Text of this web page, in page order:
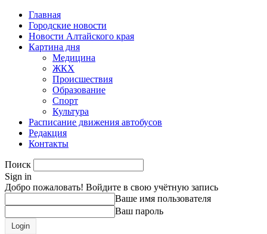
Главная
Городские новости
Новости Алтайского края
Картина дня
Медицина
ЖКХ
Происшествия
Образование
Спорт
Культура
Расписание движения автобусов
Редакция
Контакты
Поиск
Sign in
Добро пожаловать! Войдите в свою учётную запись
Ваше имя пользователя
Ваш пароль